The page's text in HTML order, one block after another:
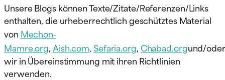
Unsere Blogs können Texte/Zitate/Referenzen/Links
enthalten, die urheberrechtlich geschütztes Material
von Mechon-
Mamre.org,Aish.com,Sefaria.org,Chabad.orgund/
wir in Übereinstimmung mit ihren Richtlinien
verwenden.